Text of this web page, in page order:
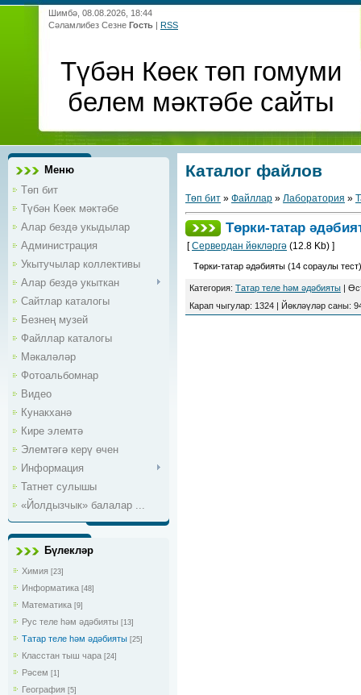
Шимбә, 08.08.2026, 18:44
Сәламлибез Сезне Гость | RSS
Түбән Көек төп гомуми
белем мәктәбе сайты
Меню
Төп бит
Түбән Көек мәктәбе
Алар бездә укыдылар
Администрация
Укытучылар коллективы
Алар бездә укыткан
Сайтлар каталогы
Безнең музей
Файллар каталогы
Мәкаләләр
Фотоальбомнар
Видео
Кунакханә
Кире элемтә
Элемтәгә керү өчен
Информация
Татнет сулышы
«Йолдызчык» балалар ...
Бүлекләр
Химия [23]
Информатика [48]
Математика [9]
Рус теле һәм әдәбияты [13]
Татар теле һәм әдәбияты [25]
Класстан тыш чара [24]
Рәсем [1]
География [5]
Каталог файлов
Төп бит » Файллар » Лаборатория »
Төрки-татар
[Сервердан йөкләргә (12.8 Kb) ]
Төрки-татар әдәбияты (14 сораулы
Категория: Татар теле һәм әдәбияты
Карап чыгулар: 1324 Йөкләүләр саны: